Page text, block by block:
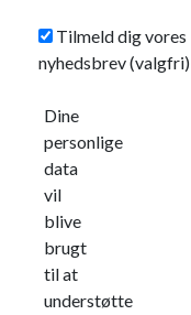
Tilmeld dig vores
nyhedsbrev(valgfri)
Dine
personlige
data
vil
blive
brugt
til at
understøtte